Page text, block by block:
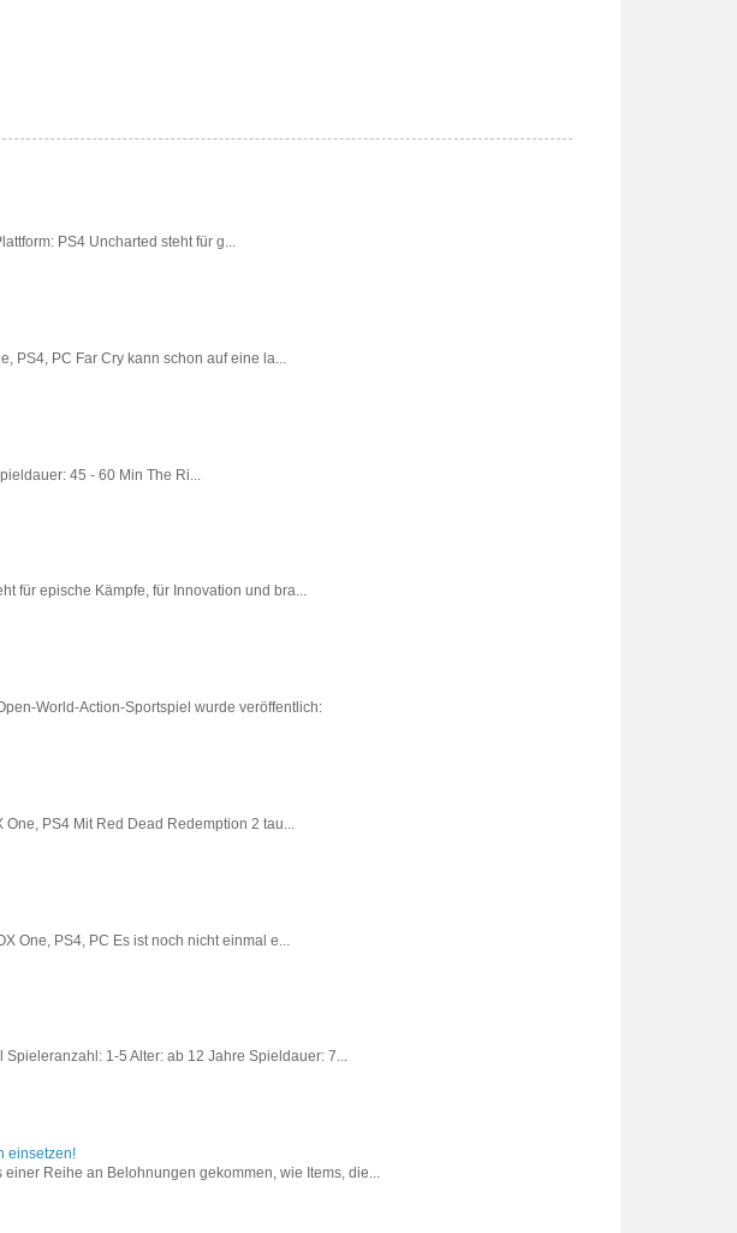
PS4 Uncharted steht für g...
PS4, PC Far Cry kann schon auf eine la...
45 - 60 Min The Ri...
für epische Kämpfe, für Innovation und bra...
World-Action-Sportspiel wurde veröffentlich:
One, PS4 Mit Red Dead Redemption 2 tau...
One, PS4, PC Es ist noch nicht einmal e...
1-5 Alter: ab 12 Jahre Spieldauer: 7...
einsetzen!
Reihe an Belohnungen gekommen, wie Items, die...